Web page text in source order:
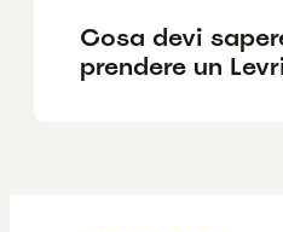
Cosa devi
prendere un